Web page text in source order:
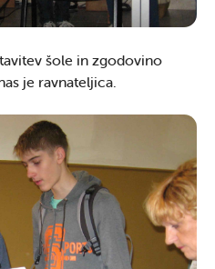
šole in zgodovino
je ravnateljica.